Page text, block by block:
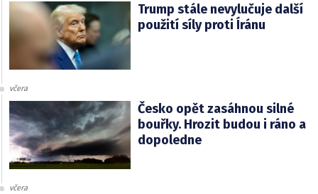
Trump stále nevylučuje další
použití síly proti Íránu
včera
Česko opět zasáhnou silné
bouřky. Hrozit budou i ráno a
dopoledne
včera